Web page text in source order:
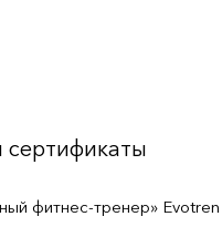
фитнес-тренер» Evotren